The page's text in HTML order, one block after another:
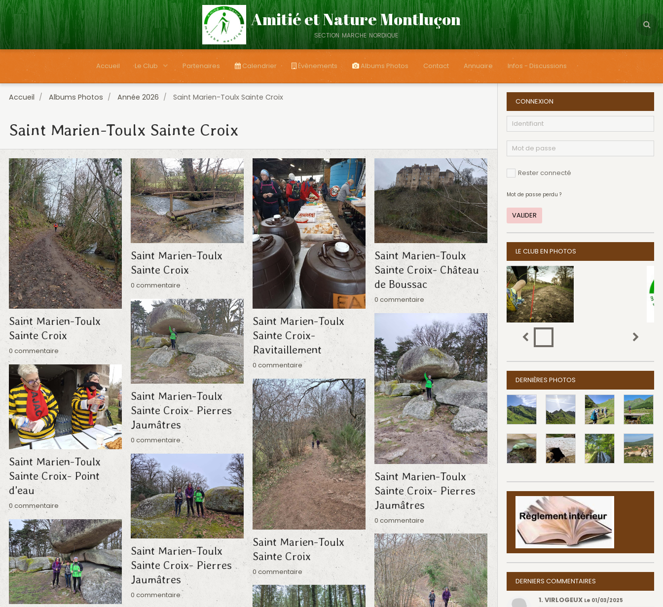
Amitié et Nature Montluçon
section marche nordique
Accueil Le Club Partenaires Calendrier Évènements Albums Photos Contact Annuaire Infos - Discussions
Accueil Albums Photos Année 2026 Saint Marien-Toulx Sainte Croix
Saint Marien-Toulx Sainte Croix
Saint Marien-Toulx
Sainte Croix
0 commentaire
Saint Marien-Toulx
Sainte Croix
0 commentaire
Saint Marien-Toulx
Sainte Croix-
Ravitaillement
0 commentaire
Saint Marien-Toulx
Sainte Croix- Château
de Boussac
0 commentaire
Saint Marien-Toulx
Sainte Croix- Point
d'eau
0 commentaire
Saint Marien-Toulx
Sainte Croix- Pierres
Jaumâtres
0 commentaire
Saint Marien-Toulx
Sainte Croix
0 commentaire
Saint Marien-Toulx
Sainte Croix- Pierres
Jaumâtres
0 commentaire
Saint Marien-Toulx
Sainte Croix- Pierres
Jaumâtres
0 commentaire
CONNEXION
Rester connecté
Mot de passe perdu ?
VALIDER
LE CLUB EN PHOTOS
DERNIÈRES PHOTOS
DERNIERS COMMENTAIRES
1. VIRLOGEUX Le 01/03/2025